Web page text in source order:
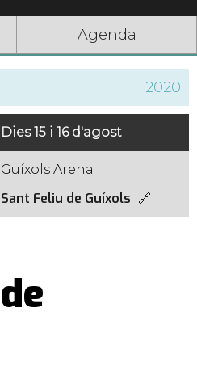
Agenda
2020
Dies 15 i 16 d'agost
Guíxols Arena
Sant Feliu de Guíxols